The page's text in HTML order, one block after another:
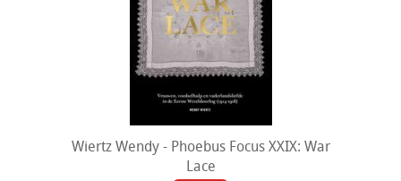
Wiertz Wendy - Phoebus Focus XXIX: War
Lace